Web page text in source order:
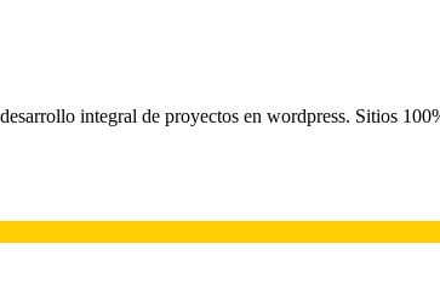
integral de proyectos en wordpress. Sitios